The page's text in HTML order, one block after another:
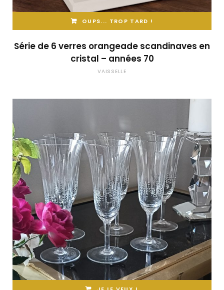
OUPS... TROP TARD !
Série de 6 verres orangeade scandinaves en
cristal – années 70
VAISSELLE